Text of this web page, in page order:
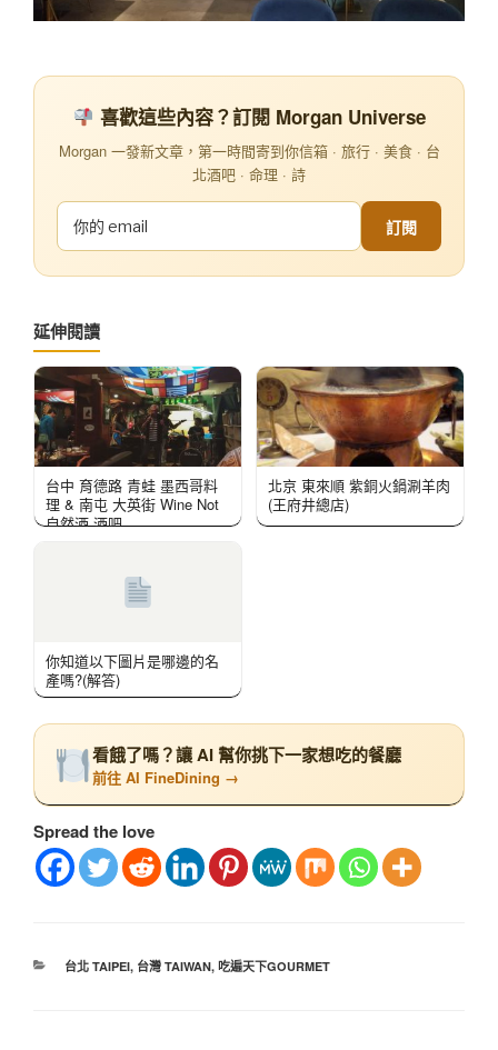
喜歡這些內容？訂閱 Morgan Universe
Morgan 一發新文章，第一時間寄到你信箱 · 旅行 · 美食 · 台
北酒吧 · 命理 · 詩
訂閱
延伸閱讀
台中 育德路 青蛙 墨西哥料
理 & 南屯 大英街 Wine Not
自然酒 酒吧
北京 東來順 紫銅火鍋涮羊肉
(王府井總店)
你知道以下圖片是哪邊的名
產嗎?(解答)
看餓了嗎？讓 AI 幫你挑下一家想吃的餐廳
前往 AI FineDining →
Spread the love
台北 TAIPEI, 台灣 TAIWAN, 吃遍天下GOURMET